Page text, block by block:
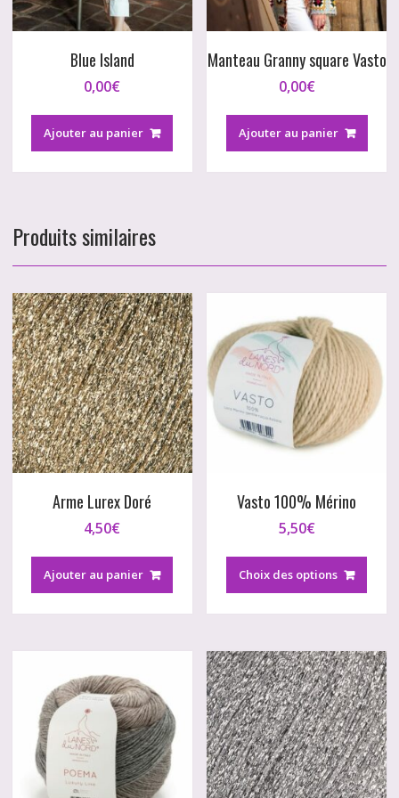
Blue Island
0,00€
Ajouter au panier
Manteau Granny square Vasto
0,00€
Ajouter au panier
Produits similaires
Arme Lurex Doré
4,50€
Ajouter au panier
Vasto 100% Mérino
5,50€
Choix des options
Ce
a
Les
être
sur
la
page